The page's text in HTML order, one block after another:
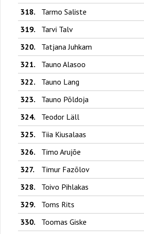
318.
Tarmo Saliste
319.
Tarvi Talv
320.
Tatjana Juhkam
321.
Tauno Alasoo
322.
Tauno Lang
323.
Tauno Põldoja
324.
Teodor Läll
325.
Tiia Kiusalaas
326.
Timo Arujõe
327.
Timur Fazõlov
328.
Toivo Pihlakas
329.
Toms Rits
330.
Toomas Giske